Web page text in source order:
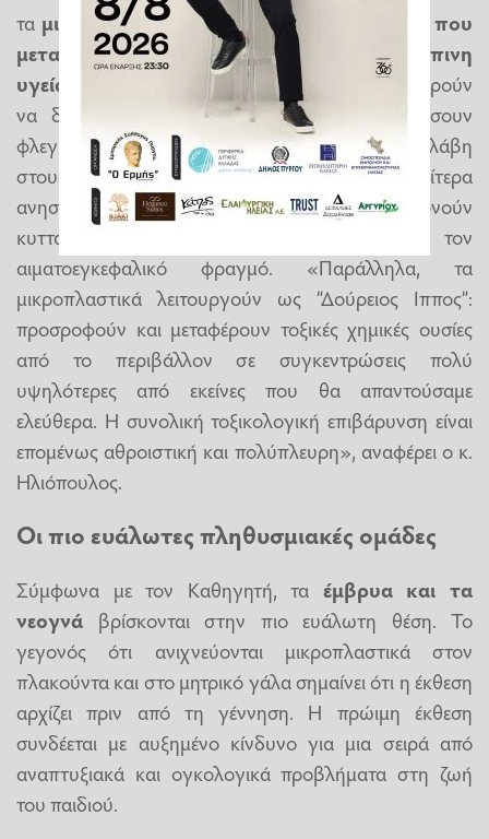
τα μικροπλαστικά όσο και οι χημικές ουσίες που
μεταφέρουν είναι επικίνδυνα για την ανθρώπινη
υγεία.
Τα ίδια τα σωματίδια, λόγω μεγέθους, μπορούν
να διεισδύσουν σε κύτταρα και να προκαλέσουν
φλεγμονή, οξειδωτικό στρες και μηχανική βλάβη
στους ιστούς. Τα νανοπλαστικά είναι ιδιαίτερα
ανησυχητικά, καθώς φαίνεται να διαπερνούν
κυτταρικές μεμβράνες και ακόμα και τον
αιματοεγκεφαλικό φραγμό. «Παράλληλα, τα
μικροπλαστικά λειτουργούν ως ”Δούρειος Ιππος”:
προσροφούν και μεταφέρουν τοξικές χημικές ουσίες
από το περιβάλλον σε συγκεντρώσεις πολύ
υψηλότερες από εκείνες που θα απαντούσαμε
ελεύθερα. Η συνολική τοξικολογική επιβάρυνση είναι
επομένως αθροιστική και πολύπλευρη», αναφέρει ο κ.
Ηλιόπουλος.
Οι πιο ευάλωτες πληθυσμιακές ομάδες
Σύμφωνα με τον Καθηγητή, τα έμβρυα και τα
νεογνά βρίσκονται στην πιο ευάλωτη θέση. Το
γεγονός ότι ανιχνεύονται μικροπλαστικά στον
πλακούντα και στο μητρικό γάλα σημαίνει ότι η έκθεση
αρχίζει πριν από τη γέννηση. Η πρώιμη έκθεση
συνδέεται με αυξημένο κίνδυνο για μια σειρά από
αναπτυξιακά και ογκολογικά προβλήματα στη ζωή
του παιδιού.